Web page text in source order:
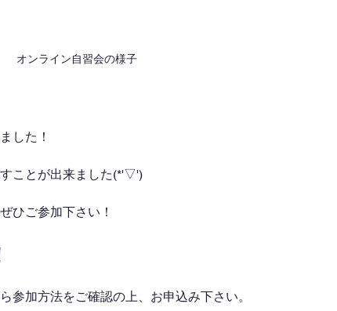
オンライン自習会の様子
した！
ことが出来ました(*'▽')
ひご参加下さい！
参加方法をご確認の上、お申込み下さい。